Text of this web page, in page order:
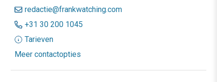
redactie@frankwatching.com
+31 30 200 1045
Tarieven
Meer contactopties